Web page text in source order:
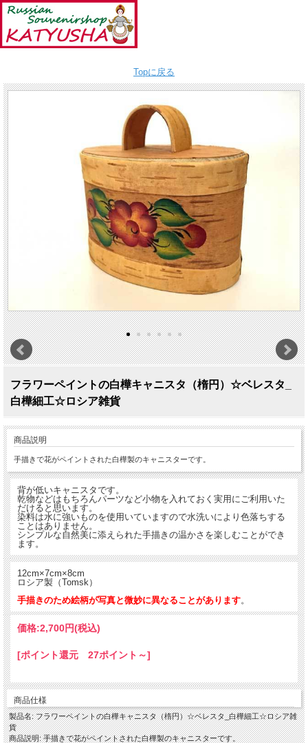
Topに戻る
フラワーペイントの白樺キャニスタ（楕円）☆ベレスタ_
白樺細工☆ロシア雑貨
商品説明
手描きで花がペイントされた白樺製のキャニスターです。
背が低いキャニスタです。
乾物などはもちろんパーツなど小物を入れておく実用にご利用いた
だけると思います。
染料は水に強いものを使用いていますので水洗いにより色落ちする
ことはありません。
シンプルな自然美に添えられた手描きの温かさを楽しむことができ
ます。
12cm×7cm×8cm
ロシア製（Tomsk）
手描きのため絵柄が写真と微妙に異なることがあります。
価格:2,700円(税込)
[ポイント還元 27ポイント～]
商品仕様
製品名: フラワーペイントの白樺キャニスタ（楕円）☆ベレスタ_白樺細工☆ロシア雑
貨
商品説明: 手描きで花がペイントされた白樺製のキャニスターです。